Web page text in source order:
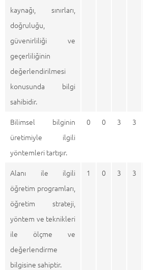
kaynağı, sınırları,
doğruluğu,
güvenirliliği ve
geçerliliğinin
değerlendirilmesi
konusunda bilgi
sahibidir.
Bilimsel bilginin
üretimiyle ilgili
yöntemleri tartışır.
0 0 3 3
Alanı ile ilgili
öğretim programları,
öğretim strateji,
yöntem ve teknikleri
ile ölçme ve
değerlendirme
bilgisine sahiptir.
1 0 3 3